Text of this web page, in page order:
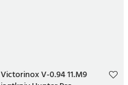
Victorinox V-0.94 11.M9